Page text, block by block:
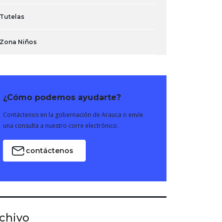
Niños
¿Cómo podemos ayudarte?
Contáctenos en la gobernación de Arauca o envíe
una consulta a nuestro corre electrónico.
contáctenos